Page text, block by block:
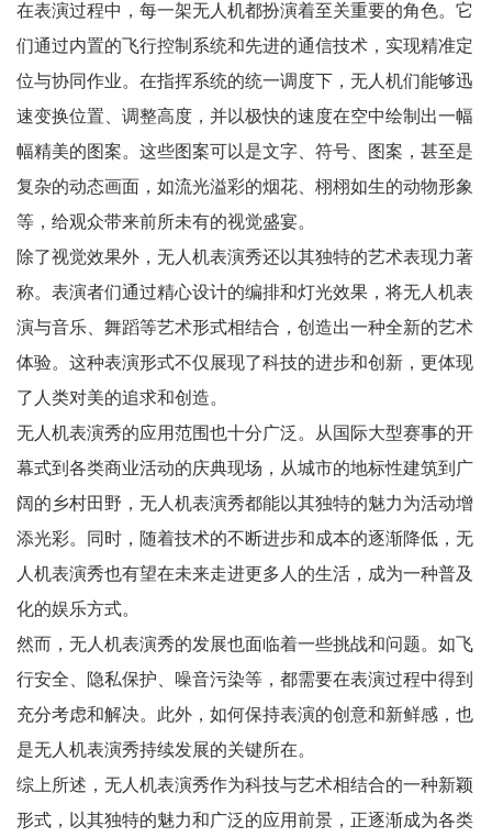
在表演过程中，每一架无人机都扮演着至关重要的角色。它
们通过内置的飞行控制系统和先进的通信技术，实现精准定
位与协同作业。在指挥系统的统一调度下，无人机们能够迅
速变换位置、调整高度，并以极快的速度在空中绘制出一幅
幅精美的图案。这些图案可以是文字、符号、图案，甚至是
复杂的动态画面，如流光溢彩的烟花、栩栩如生的动物形象
等，给观众带来前所未有的视觉盛宴。
除了视觉效果外，无人机表演秀还以其独特的艺术表现力著
称。表演者们通过精心设计的编排和灯光效果，将无人机表
演与音乐、舞蹈等艺术形式相结合，创造出一种全新的艺术
体验。这种表演形式不仅展现了科技的进步和创新，更体现
了人类对美的追求和创造。
无人机表演秀的应用范围也十分广泛。从国际大型赛事的开
幕式到各类商业活动的庆典现场，从城市的地标性建筑到广
阔的乡村田野，无人机表演秀都能以其独特的魅力为活动增
添光彩。同时，随着技术的不断进步和成本的逐渐降低，无
人机表演秀也有望在未来走进更多人的生活，成为一种普及
化的娱乐方式。
然而，无人机表演秀的发展也面临着一些挑战和问题。如飞
行安全、隐私保护、噪音污染等，都需要在表演过程中得到
充分考虑和解决。此外，如何保持表演的创意和新鲜感，也
是无人机表演秀持续发展的关键所在。
综上所述，无人机表演秀作为科技与艺术相结合的一种新颖
形式，以其独特的魅力和广泛的应用前景，正逐渐成为各类